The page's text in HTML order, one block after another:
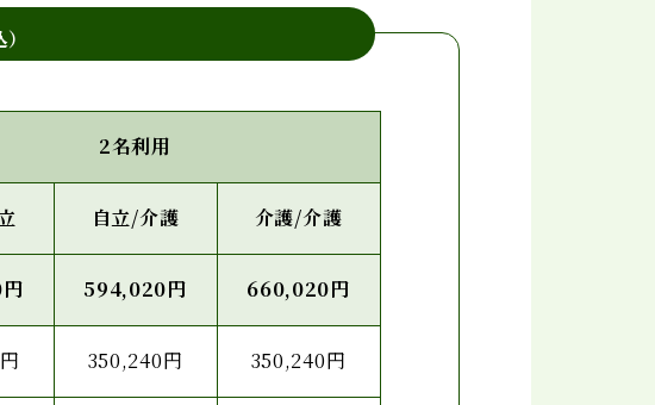
2名利用
自立/介護 介護/介護
594,020円 660,020円
350,240円 350,240円